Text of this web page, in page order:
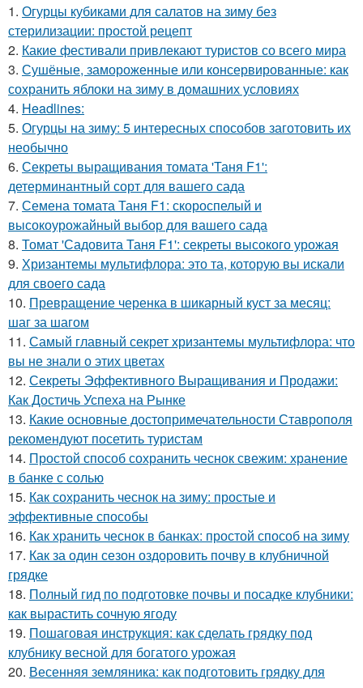
1. Огурцы кубиками для салатов на зиму без
стерилизации: простой рецепт
2. Какие фестивали привлекают туристов со всего мира
3. Сушёные, замороженные или консервированные: как
сохранить яблоки на зиму в домашних условиях
4. Headlines:
5. Огурцы на зиму: 5 интересных способов заготовить их
необычно
6. Секреты выращивания томата 'Таня F1':
детерминантный сорт для вашего сада
7. Семена томата Таня F1: скороспелый и
высокоурожайный выбор для вашего сада
8. Томат 'Садовита Таня F1': секреты высокого урожая
9. Хризантемы мультифлора: это та, которую вы искали
для своего сада
10. Превращение черенка в шикарный куст за месяц:
шаг за шагом
11. Самый главный секрет хризантемы мультифлора: что
вы не знали о этих цветах
12. Секреты Эффективного Выращивания и Продажи:
Как Достичь Успеха на Рынке
13. Какие основные достопримечательности Ставрополя
рекомендуют посетить туристам
14. Простой способ сохранить чеснок свежим: хранение
в банке с солью
15. Как сохранить чеснок на зиму: простые и
эффективные способы
16. Как хранить чеснок в банках: простой способ на зиму
17. Как за один сезон оздоровить почву в клубничной
грядке
18. Полный гид по подготовке почвы и посадке клубники:
как вырастить сочную ягоду
19. Пошаговая инструкция: как сделать грядку под
клубнику весной для богатого урожая
20. Весенняя земляника: как подготовить грядку для